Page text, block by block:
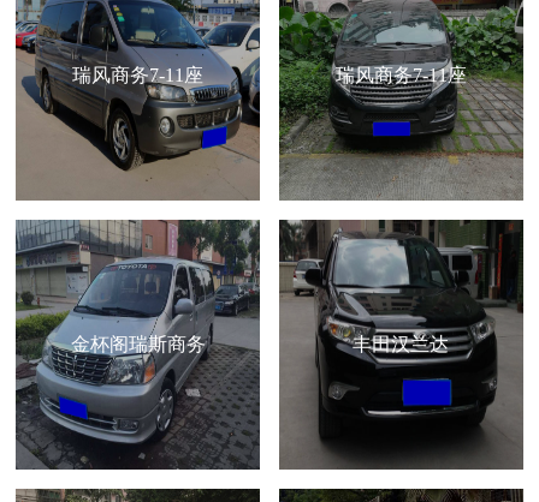
瑞风商务7-11座 瑞风商务7-11座
金杯阁瑞斯商务 丰田汉兰达